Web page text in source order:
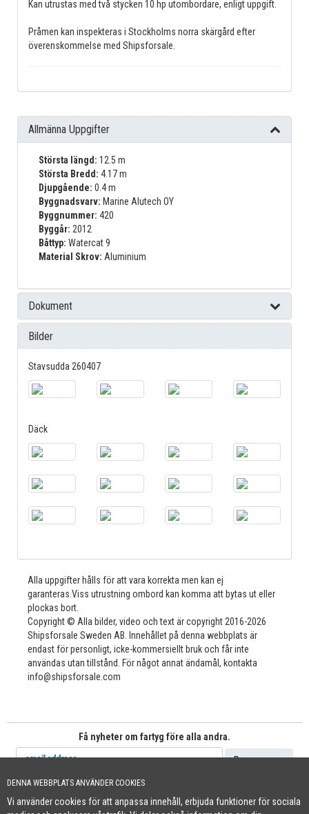
DENNA WEBBPLATS ANVÄNDER COOKIES
Vi använder cookies för att anpassa innehåll, erbjuda funktioner för sociala
Kan utrustas med två stycken 10 hp utombordare, enligt uppgift.
Pråmen kan inspekteras i Stockholms norra skärgård efter
överenskommelse med Shipsforsale.
Allmänna Uppgifter
Största längd: 12.5 m
Största Bredd: 4.17 m
Djupgående: 0.4 m
Byggnadsvarv: Marine Alutech OY
Byggnummer: 420
Byggår: 2012
Båttyp: Watercat 9
Material Skrov: Aluminium
Dokument
Bilder
Stavsudda 260407
Däck
Alla uppgifter hålls för att vara korrekta men kan ej
garanteras.Viss utrustning ombord kan komma att bytas ut eller
plockas bort.
Copyright © Alla bilder, video och text är copyright 2016-2026
Shipsforsale Sweden AB. Innehållet på denna webbplats är
endast för personligt, icke-kommersiellt bruk och får inte
användas utan tillstånd. För något annat ändamål, kontakta
info@shipsforsale.com
Få nyheter om fartyg före alla andra.
Cookie Policy